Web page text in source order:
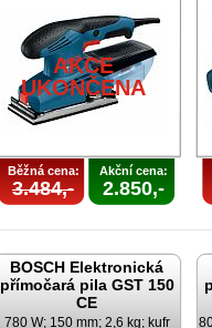
AKCE
UKONČENA
Běžná cena:
3.484,-
Akční cena:
2.850,-
BOSCH Elektronická
přímočará pila GST 150
CE
780 W; 150 mm; 2,6 kg; kufr